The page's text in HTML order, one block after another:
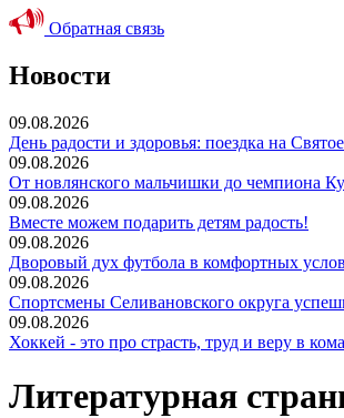
Обратная связь
Новости
09.08.2026
День радости и здоровья: поездка на
09.08.2026
От новлянского мальчишки до чемпиона
09.08.2026
Вместе можем подарить детям радость!
09.08.2026
Дворовый дух футбола в комфортных
09.08.2026
Спортсмены Селивановского округа
09.08.2026
Хоккей - это про страсть, труд и веру в
Литературная